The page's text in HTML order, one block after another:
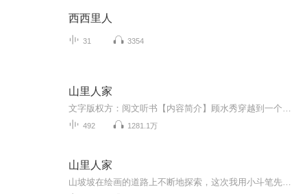
西西里人
31 3354
山里人家
492 1281.1万
山里人家